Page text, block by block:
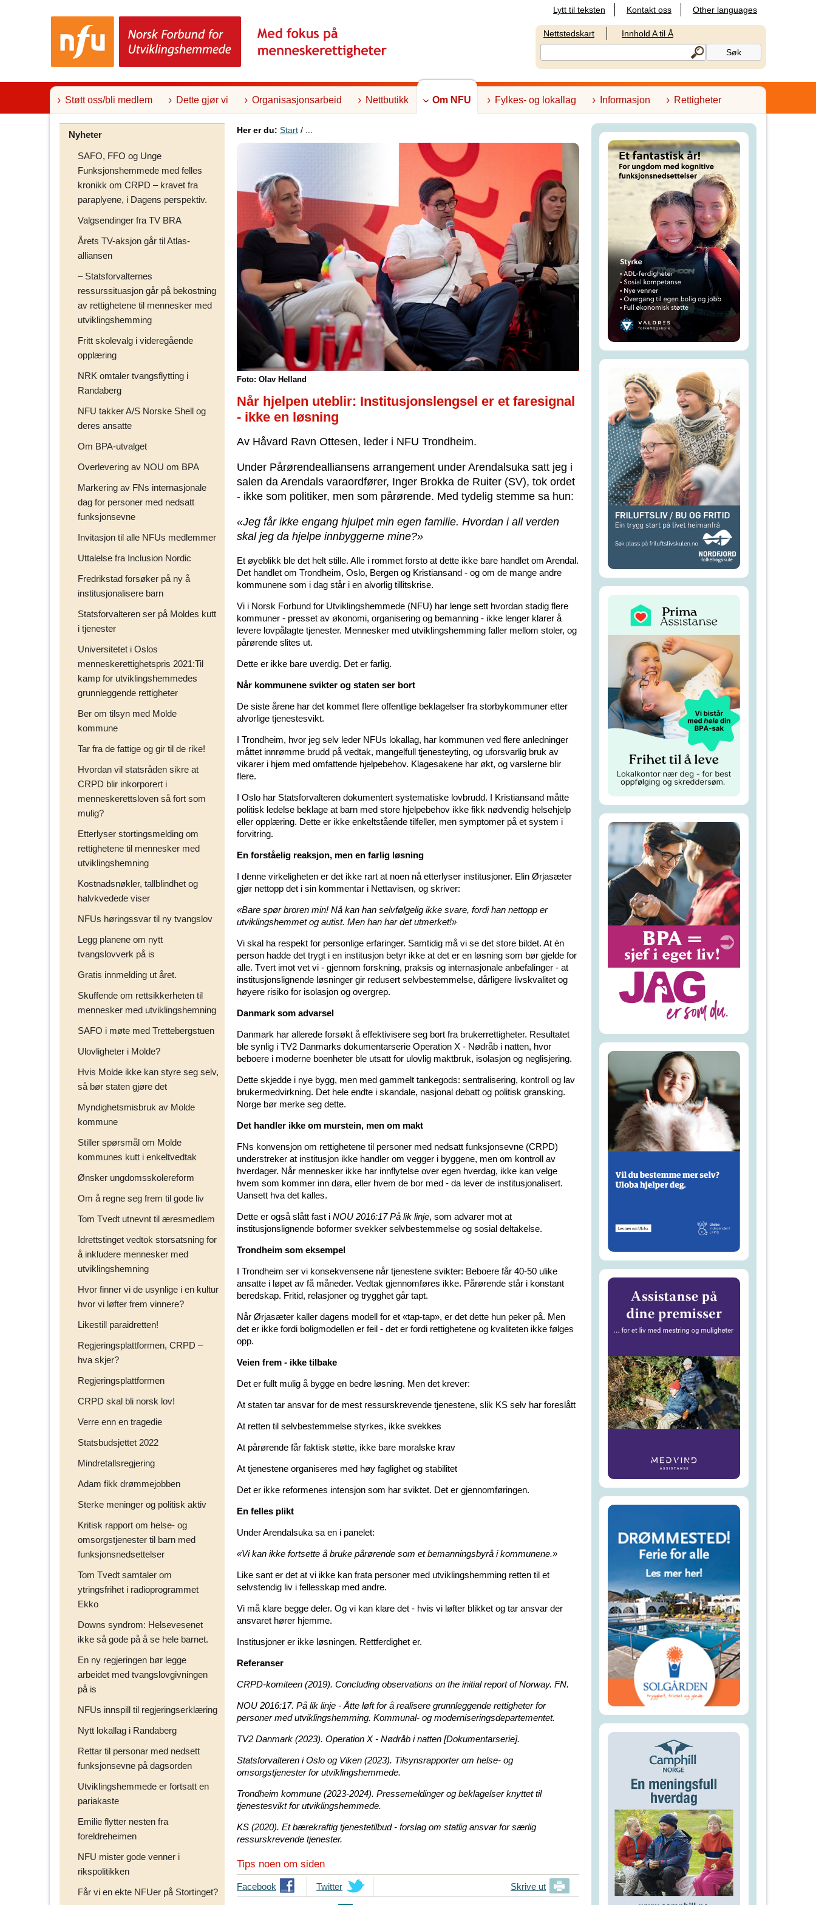
o
Lytt til teksten Kontakt oss Other languages
Nettstedskart Innhold A til Å
Støtt oss/bli medlem Dette gjør vi Organisasjonsarbeid Nettbutikk Om NFU Fylkes- og lokallag Informasjon Rettigheter
Nyheter
SAFO, FFO og Unge
Funksjonshemmede med felles
kronikk om CRPD – kravet fra
paraplyene, i Dagens perspektiv.
Valgsendinger fra TV BRA
Årets TV-aksjon går til Atlas-
alliansen
– Statsforvalternes
ressurssituasjon går på bekostning
av rettighetene til mennesker med
utviklingshemming
Fritt skolevalg i videregående
opplæring
NRK omtaler tvangsflytting i
Randaberg
NFU takker A/S Norske Shell og
deres ansatte
Om BPA-utvalget
Overlevering av NOU om BPA
Markering av FNs internasjonale
dag for personer med nedsatt
funksjonsevne
Invitasjon til alle NFUs medlemmer
Uttalelse fra Inclusion Nordic
Fredrikstad forsøker på ny å
institusjonalisere barn
Statsforvalteren ser på Moldes kutt
i tjenester
Universitetet i Oslos
menneskerettighetspris 2021:Til
kamp for utviklingshemmedes
grunnleggende rettigheter
Ber om tilsyn med Molde
kommune
Tar fra de fattige og gir til de rike!
Hvordan vil statsråden sikre at
CRPD blir inkorporert i
menneskerettsloven så fort som
mulig?
Etterlyser stortingsmelding om
rettighetene til mennesker med
utviklingshemning
Kostnadsnøkler, tallblindhet og
halvkvedede viser
NFUs høringssvar til ny tvangslov
Legg planene om nytt
tvangslovverk på is
Gratis innmelding ut året.
Skuffende om rettsikkerheten til
mennesker med utviklingshemning
SAFO i møte med Trettebergstuen
Ulovligheter i Molde?
Hvis Molde ikke kan styre seg selv,
så bør staten gjøre det
Myndighetsmisbruk av Molde
kommune
Stiller spørsmål om Molde
kommunes kutt i enkeltvedtak
Ønsker ungdomsskolereform
Om å regne seg frem til gode liv
Tom Tvedt utnevnt til æresmedlem
Idrettstinget vedtok storsatsning for
å inkludere mennesker med
utviklingshemning
Hvor finner vi de usynlige i en kultur
hvor vi løfter frem vinnere?
Likestill paraidretten!
Regjeringsplattformen, CRPD –
hva skjer?
Regjeringsplattformen
CRPD skal bli norsk lov!
Verre enn en tragedie
Statsbudsjettet 2022
Mindretallsregjering
Adam fikk drømmejobben
Sterke meninger og politisk aktiv
Kritisk rapport om helse- og
omsorgstjenester til barn med
funksjonsnedsettelser
Tom Tvedt samtaler om
ytringsfrihet i radioprogrammet
Ekko
Downs syndrom: Helsevesenet
ikke så gode på å se hele barnet.
En ny regjeringen bør legge
arbeidet med tvangslovgivningen
på is
NFUs innspill til regjeringserklæring
Nytt lokallag i Randaberg
Rettar til personar med nedsett
funksjonsevne på dagsorden
Utviklingshemmede er fortsatt en
pariakaste
Emilie flytter nesten fra
foreldreheimen
NFU mister gode venner i
rikspolitikken
Får vi en ekte NFUer på Stortinget?
Her er du: Start / ...
Foto: Olav Helland
Når hjelpen uteblir: Institusjonslengsel er et faresignal
- ikke en løsning
Av Håvard Ravn Ottesen, leder i NFU Trondheim.
Under Pårørendealliansens arrangement under Arendalsuka satt jeg i
salen da Arendals varaordfører, Inger Brokka de Ruiter (SV), tok ordet
- ikke som politiker, men som pårørende. Med tydelig stemme sa hun:
«Jeg får ikke engang hjulpet min egen familie. Hvordan i all verden
skal jeg da hjelpe innbyggerne mine?»
Et øyeblikk ble det helt stille. Alle i rommet forsto at dette ikke bare handlet om Arendal.
Det handlet om Trondheim, Oslo, Bergen og Kristiansand - og om de mange andre
kommunene som i dag står i en alvorlig tillitskrise.
Vi i Norsk Forbund for Utviklingshemmede (NFU) har lenge sett hvordan stadig flere
kommuner - presset av økonomi, organisering og bemanning - ikke lenger klarer å
levere lovpålagte tjenester. Mennesker med utviklingshemming faller mellom stoler, og
pårørende slites ut.
Dette er ikke bare uverdig. Det er farlig.
Når kommunene svikter og staten ser bort
De siste årene har det kommet flere offentlige beklagelser fra storbykommuner etter
alvorlige tjenestesvikt.
I Trondheim, hvor jeg selv leder NFUs lokallag, har kommunen ved flere anledninger
måttet innrømme brudd på vedtak, mangelfull tjenesteyting, og uforsvarlig bruk av
vikarer i hjem med omfattende hjelpebehov. Klagesakene har økt, og varslerne blir
flere.
I Oslo har Statsforvalteren dokumentert systematiske lovbrudd. I Kristiansand måtte
politisk ledelse beklage at barn med store hjelpebehov ikke fikk nødvendig helsehjelp
eller opplæring. Dette er ikke enkeltstående tilfeller, men symptomer på et system i
forvitring.
En forståelig reaksjon, men en farlig løsning
I denne virkeligheten er det ikke rart at noen nå etterlyser institusjoner. Elin Ørjasæter
gjør nettopp det i sin kommentar i Nettavisen, og skriver:
«Bare spør broren min! Nå kan han selvfølgelig ikke svare, fordi han nettopp er
utviklingshemmet og autist. Men han har det utmerket!»
Vi skal ha respekt for personlige erfaringer. Samtidig må vi se det store bildet. At én
person hadde det trygt i en institusjon betyr ikke at det er en løsning som bør gjelde for
alle. Tvert imot vet vi - gjennom forskning, praksis og internasjonale anbefalinger - at
institusjonslignende løsninger gir redusert selvbestemmelse, dårligere livskvalitet og
høyere risiko for isolasjon og overgrep.
Danmark som advarsel
Danmark har allerede forsøkt å effektivisere seg bort fra brukerrettigheter. Resultatet
ble synlig i TV2 Danmarks dokumentarserie Operation X - Nødråb i natten, hvor
beboere i moderne boenheter ble utsatt for ulovlig maktbruk, isolasjon og neglisjering.
Dette skjedde i nye bygg, men med gammelt tankegods: sentralisering, kontroll og lav
brukermedvirkning. Det hele endte i skandale, nasjonal debatt og politisk gransking.
Norge bør merke seg dette.
Det handler ikke om murstein, men om makt
FNs konvensjon om rettighetene til personer med nedsatt funksjonsevne (CRPD)
understreker at institusjon ikke handler om vegger i byggene, men om kontroll av
hverdager. Når mennesker ikke har innflytelse over egen hverdag, ikke kan velge
hvem som kommer inn døra, eller hvem de bor med - da lever de institusjonalisert.
Uansett hva det kalles.
Dette er også slått fast i NOU 2016:17 På lik linje, som advarer mot at
institusjonslignende boformer svekker selvbestemmelse og sosial deltakelse.
Trondheim som eksempel
I Trondheim ser vi konsekvensene når tjenestene svikter: Beboere får 40-50 ulike
ansatte i løpet av få måneder. Vedtak gjennomføres ikke. Pårørende står i konstant
beredskap. Fritid, relasjoner og trygghet går tapt.
Når Ørjasæter kaller dagens modell for et «tap-tap», er det dette hun peker på. Men
det er ikke fordi boligmodellen er feil - det er fordi rettighetene og kvaliteten ikke følges
opp.
Veien frem - ikke tilbake
Det er fullt mulig å bygge en bedre løsning. Men det krever:
At staten tar ansvar for de mest ressurskrevende tjenestene, slik KS selv har foreslått
At retten til selvbestemmelse styrkes, ikke svekkes
At pårørende får faktisk støtte, ikke bare moralske krav
At tjenestene organiseres med høy faglighet og stabilitet
Det er ikke reformenes intensjon som har sviktet. Det er gjennomføringen.
En felles plikt
Under Arendalsuka sa en i panelet:
«Vi kan ikke fortsette å bruke pårørende som et bemanningsbyrå i kommunene.»
Like sant er det at vi ikke kan frata personer med utviklingshemming retten til et
selvstendig liv i fellesskap med andre.
Vi må klare begge deler. Og vi kan klare det - hvis vi løfter blikket og tar ansvar der
ansvaret hører hjemme.
Institusjoner er ikke løsningen. Rettferdighet er.
Referanser
CRPD-komiteen (2019). Concluding observations on the initial report of Norway. FN.
NOU 2016:17. På lik linje - Åtte løft for å realisere grunnleggende rettigheter for
personer med utviklingshemming. Kommunal- og moderniseringsdepartementet.
TV2 Danmark (2023). Operation X - Nødråb i natten [Dokumentarserie].
Statsforvalteren i Oslo og Viken (2023). Tilsynsrapporter om helse- og
omsorgstjenester for utviklingshemmede.
Trondheim kommune (2023-2024). Pressemeldinger og beklagelser knyttet til
tjenestesvikt for utviklingshemmede.
KS (2020). Et bærekraftig tjenestetilbud - forslag om statlig ansvar for særlig
ressurskrevende tjenester.
Tips noen om siden
T
i
Facebook
T
i
Twitter Skrive ut